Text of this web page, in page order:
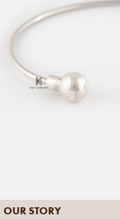
OUR STORY